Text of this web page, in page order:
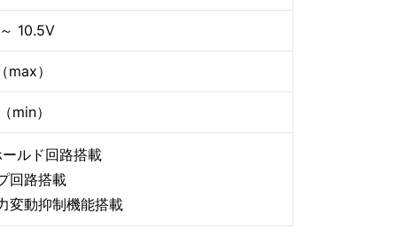
10.5V
max）
min）
ルド回路搭載
回路搭載
変動抑制機能搭載